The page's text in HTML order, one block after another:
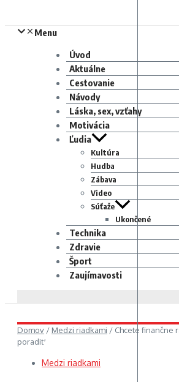
Menu
Úvod
Aktuálne
Cestovanie
Návody
Láska, sex, vzťahy
Motivácia
Ľudia
Kultúra
Hudba
Zábava
Video
Súťaže
Ukončené
Technika
Zdravie
Šport
Zaujímavosti
Domov / Medzi riadkami / Chcete finančne
poradiť
Medzi riadkami